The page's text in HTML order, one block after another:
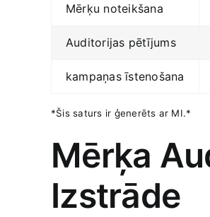
Mērķu noteikšana
Auditorijas pētījums
kampaņas īstenošana
*Šis saturs ir ģenerēts ar MI.*
Mērķa
Izstrāde